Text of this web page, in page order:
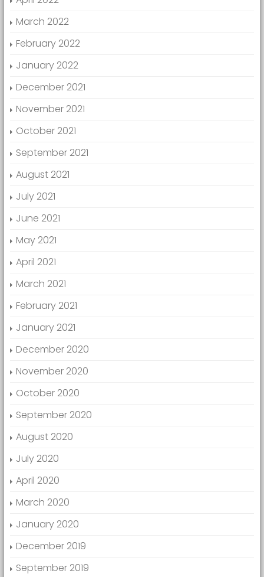
March 2022
February 2022
January 2022
December 2021
November 2021
October 2021
September 2021
August 2021
July 2021
June 2021
May 2021
April 2021
March 2021
February 2021
January 2021
December 2020
November 2020
October 2020
September 2020
August 2020
July 2020
April 2020
March 2020
January 2020
December 2019
September 2019